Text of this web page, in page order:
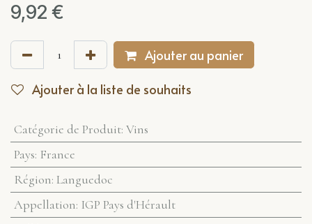
9,92 €
Ajouter au panier
Ajouter à la liste de souhaits
Catégorie de Produit: Vins
Pays: France
Région: Languedoc
Appellation: IGP Pays d'Hérault